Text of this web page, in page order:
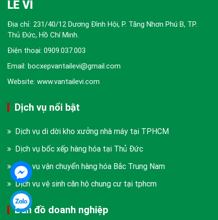
LÊ VI
Địa chỉ: 231/40/12 Dương Đình Hội, P. Tăng Nhơn Phú B, TP.
Thủ Đức, Hồ Chí Minh.
Điện thoại: 0909.037.003
Email: bocxepvantailevi@gmail.com
Website: www.vantailevi.com
Dịch vụ nổi bật
Dịch vụ di dời kho xưởng nhà máy tại TPHCM
Dịch vụ bốc xếp hàng hóa tại Thủ Đức
Dịch vụ vận chuyển hàng hóa Bắc Trung Nam
Dịch vụ vệ sinh căn hộ chung cư tại tphcm
Bản đồ doanh nghiệp